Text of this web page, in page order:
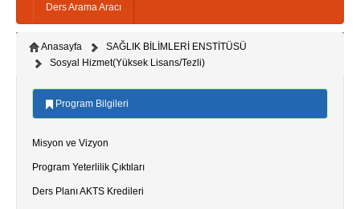
Ders Arama Aracı
Anasayfa
SAĞLIK BİLİMLERİ ENSTİTÜSÜ
Sosyal Hizmet(Yüksek Lisans/Tezli)
Program Bilgileri
Misyon ve Vizyon
Program Yeterlilik Çıktıları
Ders Planı AKTS Kredileri